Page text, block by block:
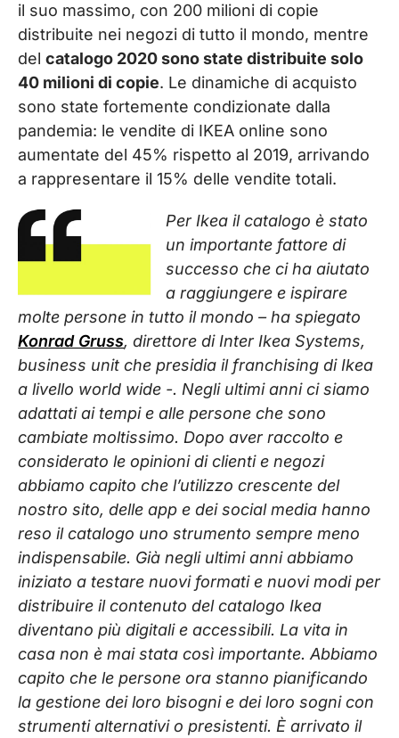
il suo massimo, con 200 milioni di copie
distribuite nei negozi di tutto il mondo, mentre
del catalogo 2020 sono state distribuite solo
40 milioni di copie. Le dinamiche di acquisto
sono state fortemente condizionate dalla
pandemia: le vendite di IKEA online sono
aumentate del 45% rispetto al 2019, arrivando
a rappresentare il 15% delle vendite totali.
Per Ikea il catalogo è stato
un importante fattore di
successo che ci ha aiutato
a raggiungere e ispirare
molte persone in tutto il mondo – ha spiegato
Konrad Gruss, direttore di Inter Ikea Systems,
business unit che presidia il franchising di Ikea
a livello world wide -. Negli ultimi anni ci siamo
adattati ai tempi e alle persone che sono
cambiate moltissimo. Dopo aver raccolto e
considerato le opinioni di clienti e negozi
abbiamo capito che l’utilizzo crescente del
nostro sito, delle app e dei social media hanno
reso il catalogo uno strumento sempre meno
indispensabile. Già negli ultimi anni abbiamo
iniziato a testare nuovi formati e nuovi modi per
distribuire il contenuto del catalogo Ikea
diventano più digitali e accessibili. La vita in
casa non è mai stata così importante. Abbiamo
capito che le persone ora stanno pianificando
la gestione dei loro bisogni e dei loro sogni con
strumenti alternativi o presistenti. È arrivato il